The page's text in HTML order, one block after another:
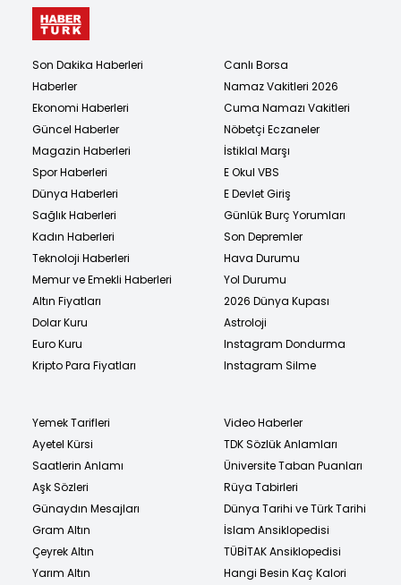
Son Dakika Haberleri
Haberler
Ekonomi Haberleri
Güncel Haberler
Magazin Haberleri
Spor Haberleri
Dünya Haberleri
Sağlık Haberleri
Kadın Haberleri
Teknoloji Haberleri
Memur ve Emekli Haberleri
Altın Fiyatları
Dolar Kuru
Euro Kuru
Kripto Para Fiyatları
Canlı Borsa
Namaz Vakitleri 2026
Cuma Namazı Vakitleri
Nöbetçi Eczaneler
İstiklal Marşı
E Okul VBS
E Devlet Giriş
Günlük Burç Yorumları
Son Depremler
Hava Durumu
Yol Durumu
2026 Dünya Kupası
Astroloji
Instagram Dondurma
Instagram Silme
Yemek Tarifleri
Ayetel Kürsi
Saatlerin Anlamı
Aşk Sözleri
Günaydın Mesajları
Gram Altın
Çeyrek Altın
Yarım Altın
Video Haberler
TDK Sözlük Anlamları
Üniversite Taban Puanları
Rüya Tabirleri
Dünya Tarihi ve Türk Tarihi
İslam Ansiklopedisi
TÜBİTAK Ansiklopedisi
Hangi Besin Kaç Kalori